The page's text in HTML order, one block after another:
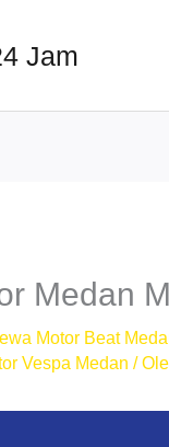
Jam
Medan
Motor Beat
Vespa Medan /